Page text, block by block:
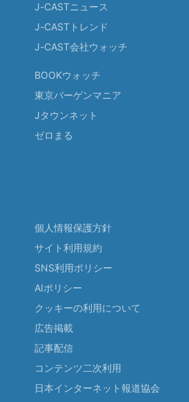
J-CASTニュース
J-CASTトレンド
J-CAST会社ウォッチ
BOOKウォッチ
東京バーゲンマニア
Jタウンネット
ゼロまる
個人情報保護方針
サイト利用規約
SNS利用ポリシー
AIポリシー
クッキーの利用について
広告掲載
記事配信
コンテンツ二次利用
日本インターネット報道協会